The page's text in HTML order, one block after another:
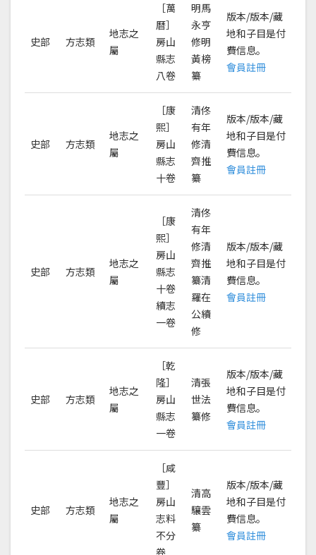
史部 方志類
地志之
屬
［萬
曆］
房山
縣志
八卷
明馬
永亨
修明
黃榜
纂
版本/版本/藏
地和子目是付
費信息。
會員註冊
史部 方志類
地志之
屬
［康
熙］
房山
縣志
十卷
清佟
有年
修清
齊推
纂
版本/版本/藏
地和子目是付
費信息。
會員註冊
史部 方志類
地志之
屬
［康
熙］
房山
縣志
十卷
續志
一卷
清佟
有年
修清
齊推
纂清
羅在
公續
修
版本/版本/藏
地和子目是付
費信息。
會員註冊
史部 方志類
地志之
屬
［乾
隆］
房山
縣志
一卷
清張
世法
纂修
版本/版本/藏
地和子目是付
費信息。
會員註冊
史部 方志類
地志之
屬
［咸
豐］
房山
志料
不分
卷
清高
驤雲
纂
版本/版本/藏
地和子目是付
費信息。
會員註冊